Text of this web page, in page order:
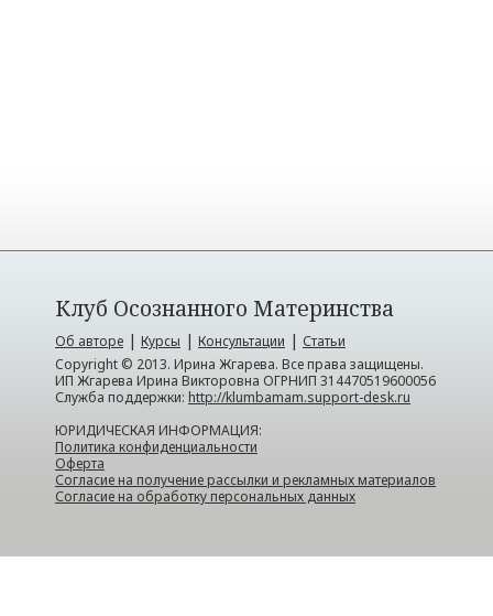
Клуб Осознанного Материнства
Об авторе | Курсы | Консультации | Статьи
Copyright © 2013. Ирина Жгарева. Все права защищены.
ИП Жгарева Ирина Викторовна ОГРНИП 314470519600056
Служба поддержки: http://klumbamam.support-desk.ru
ЮРИДИЧЕСКАЯ ИНФОРМАЦИЯ:
Политика конфиденциальности
Оферта
Согласие на получение рассылки и рекламных материалов
Согласие на обработку персональных данных